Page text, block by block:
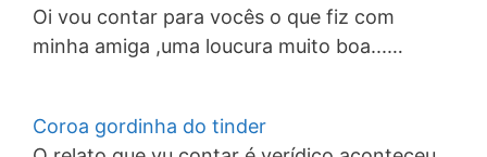
Oi vou contar para vocês o que fiz com
minha amiga ,uma loucura muito boa...…
Coroa gordinha do tinder